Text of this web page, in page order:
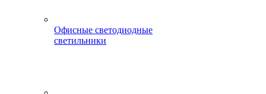
Офисные светодиодные
светильники